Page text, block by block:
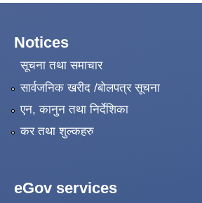
Notices
सूचना तथा समाचार
सार्वजनिक खरीद /बोलपत्र सूचना
एन, कानुन तथा निर्देशिका
कर तथा शुल्कहरु
eGov services